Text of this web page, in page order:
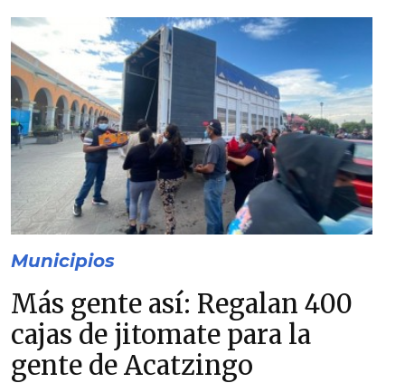
Municipios
Más gente así: Regalan 400
cajas de jitomate para la
gente de Acatzingo